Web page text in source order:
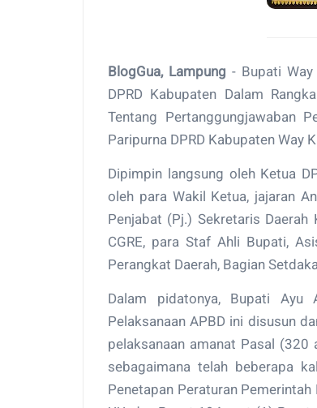
BlogGua, Lampung - Bupati Way
DPRD Kabupaten Dalam
Tentang Pertanggungjawaban
Paripurna DPRD Kabupaten Way
Dipimpin langsung oleh Ketua
oleh para Wakil Ketua, jajaran
Penjabat (Pj.) Sekretaris Daerah
CGRE, para Staf Ahli Bupati,
Perangkat Daerah, Bagian
Dalam pidatonya, Bupati Ayu
Pelaksanaan APBD ini disusun
pelaksanaan amanat Pasal (320
sebagaimana telah beberapa
Penetapan Peraturan